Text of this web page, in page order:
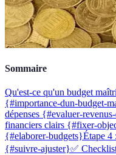
Sommaire
Qu'est-ce qu'un budget
{#importance-dun-budget-
dépenses {#evaluer-
financiers clairs {#fixer-
{#elaborer-budgets}Étape 4
{#suivre-ajuster}✅